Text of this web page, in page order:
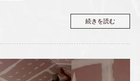
続きを読む